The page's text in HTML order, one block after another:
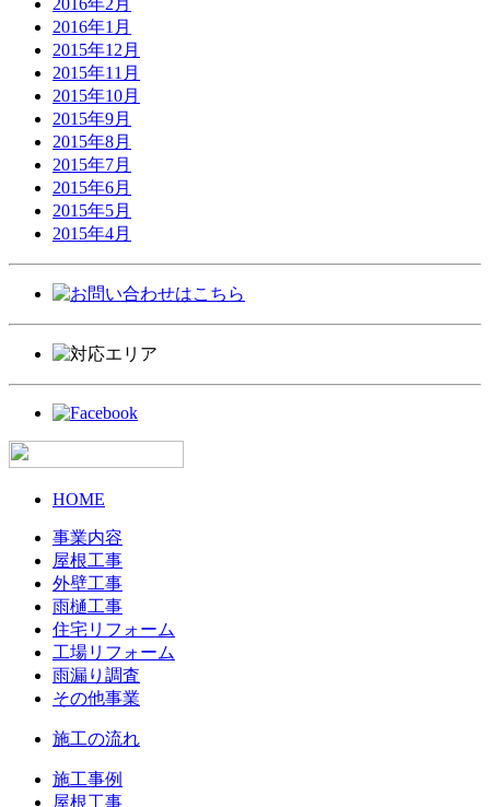
2016年1月
2015年12月
2015年11月
2015年10月
2015年9月
2015年8月
2015年7月
2015年6月
2015年5月
2015年4月
HOME
事業内容
屋根工事
外壁工事
雨樋工事
住宅リフォーム
工場リフォーム
雨漏り調査
その他事業
施工の流れ
施工事例
屋根工事